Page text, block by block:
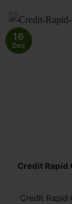
Credit Rapid
Credit Rapid
16
Dec